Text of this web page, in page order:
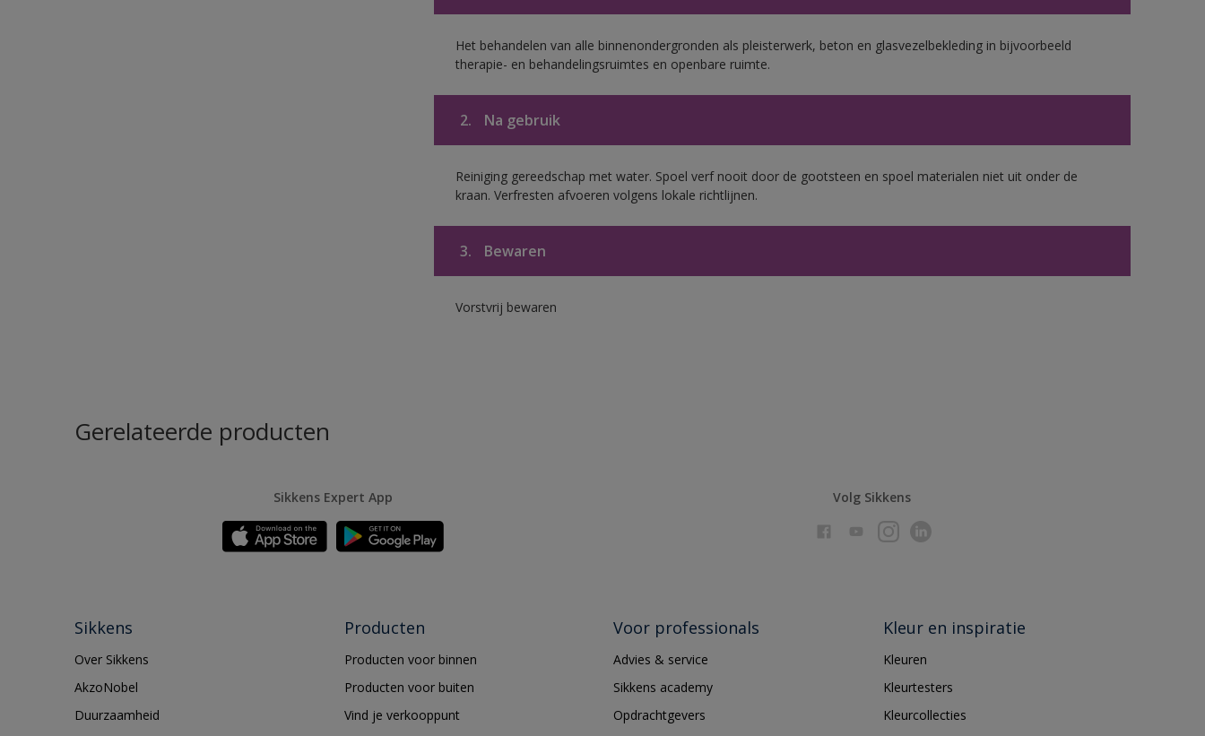
Het behandelen van alle binnenondergronden als pleisterwerk, beton en glasvezelbekleding in bijvoorbeeld
therapie- en behandelingsruimtes en openbare ruimte.
2. Na gebruik
Reiniging gereedschap met water. Spoel verf nooit door de gootsteen en spoel materialen niet uit onder de
kraan. Verfresten afvoeren volgens lokale richtlijnen.
3. Bewaren
Vorstvrij bewaren
Gerelateerde producten
Sikkens Expert App Volg Sikkens
Sikkens
Over Sikkens
AkzoNobel
Duurzaamheid
Producten
Producten voor binnen
Producten voor buiten
Vind je verkooppunt
Voor professionals
Advies & service
Sikkens academy
Opdrachtgevers
Kleur en inspiratie
Kleuren
Kleurtesters
Kleurcollecties